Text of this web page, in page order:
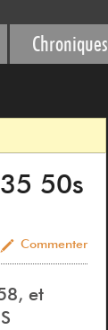
Chroniques
50s
Commenter
et